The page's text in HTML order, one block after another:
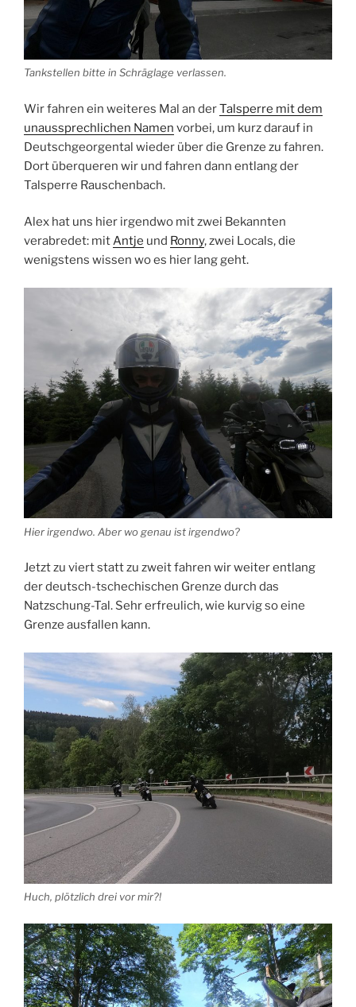
Tankstellen bitte in Schräglage verlassen.
Wir fahren ein weiteres Mal an derTalsperre mit dem
unaussprechlichen Namen vorbei, um kurz darauf in
Deutschgeorgental wieder über die Grenze zu fahren.
Dort überqueren wir und fahren dann entlang der
Talsperre Rauschenbach.
Alex hat uns hier irgendwo mit zwei Bekannten
verabredet: mitAntje und Ronny, zwei Locals, die
wenigstens wissen wo es hier lang geht.
Hier irgendwo. Aber wo genau ist irgendwo?
Jetzt zu viert statt zu zweit fahren wir weiter entlang
der deutsch-tschechischen Grenze durch das
Natzschung-Tal. Sehr erfreulich, wie kurvig so eine
Grenze ausfallen kann.
Huch, plötzlich drei vor mir?!